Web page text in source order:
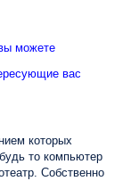
можете
вас
которых
то компьютер
Собственно